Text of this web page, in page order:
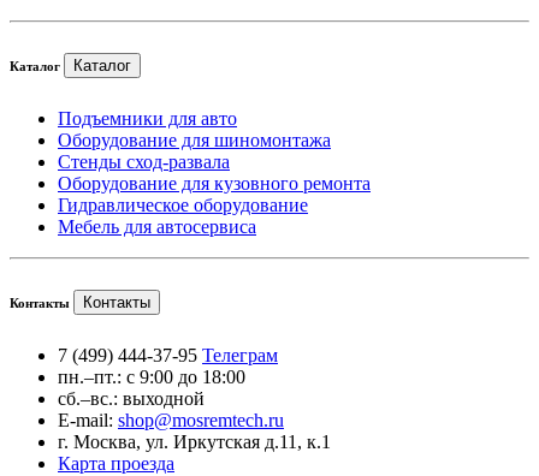
Каталог Каталог
Подъемники для авто
Оборудование для шиномонтажа
Стенды сход-развала
Оборудование для кузовного ремонта
Гидравлическое оборудование
Мебель для автосервиса
Контакты Контакты
7 (499) 444-37-95 Телеграм
пн.–пт.: с 9:00 до 18:00
сб.–вс.: выходной
E-mail: shop@mosremtech.ru
г. Москва, ул. Иркутская д.11, к.1
Карта проезда